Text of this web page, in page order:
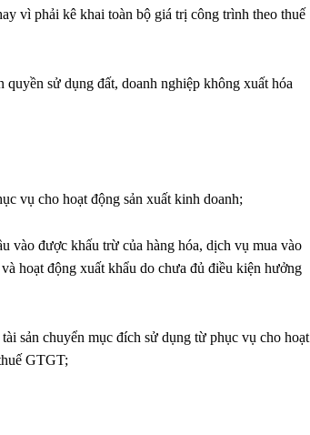
vì phải kê khai toàn bộ giá trị công trình theo thuế
sử dụng đất, doanh nghiệp không xuất hóa
vụ cho hoạt động sản xuất kinh doanh;
vào được khấu trừ của hàng hóa, dịch vụ mua vào
hoạt động xuất khẩu do chưa đủ điều kiện hưởng
sản chuyển mục đích sử dụng từ phục vụ cho hoạt
GTGT;